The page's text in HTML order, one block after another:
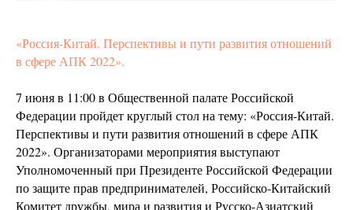
«Россия-Китай. Перспективы и пути развития отношений
в сфере АПК 2022».
7 июня в 11:00 в Общественной палате Российской
Федерации пройдет круглый стол на тему: «Россия-Китай.
Перспективы и пути развития отношений в сфере АПК
2022». Организаторами мероприятия выступают
Уполномоченный при Президенте Российской Федерации
по защите прав предпринимателей, Российско-Китайский
Комитет дружбы, мира и развития и Русско-Азиатский